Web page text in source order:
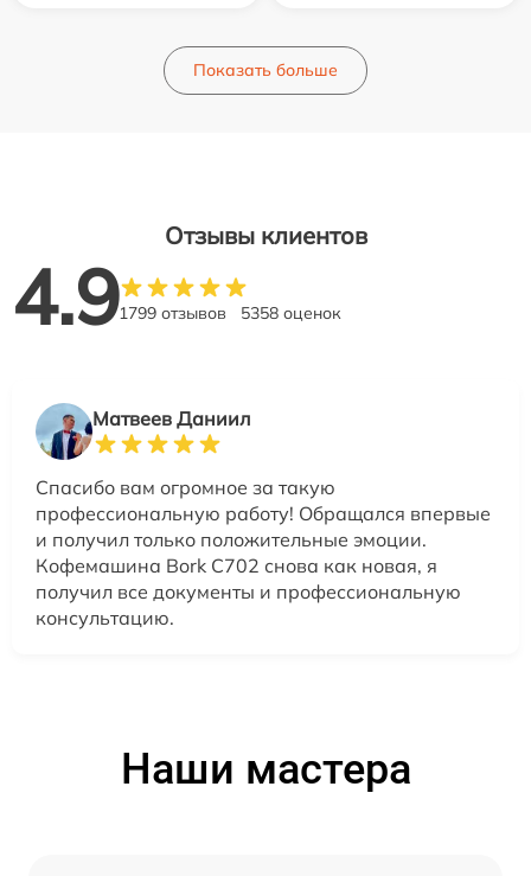
Показать больше
Отзывы клиентов
4.91799 отзывов 5358 оценок
Матвеев Даниил
Спасибо вам огромное за такую
профессиональную работу! Обращался впервые
и получил только положительные эмоции.
Кофемашина Bork C702 снова как новая, я
получил все документы и профессиональную
консультацию.
Наши мастера